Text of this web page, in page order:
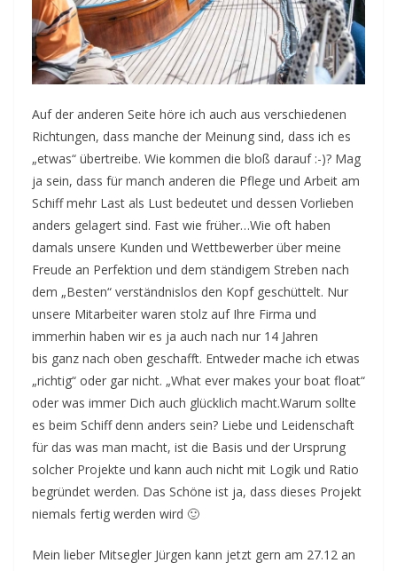
Auf der anderen Seite höre ich auch aus verschiedenen
Richtungen, dass manche der Meinung sind, dass ich es
„etwas“ übertreibe. Wie kommen die bloß darauf :-)? Mag
ja sein, dass für manch anderen die Pflege und Arbeit am
Schiff mehr Last als Lust bedeutet und dessen Vorlieben
anders gelagert sind. Fast wie früher…Wie oft haben
damals unsere Kunden und Wettbewerber über meine
Freude an Perfektion und dem ständigem Streben nach
dem „Besten“ verständnislos den Kopf geschüttelt. Nur
unsere Mitarbeiter waren stolz auf Ihre Firma und
immerhin haben wir es ja auch nach nur 14 Jahren
bis ganz nach oben geschafft. Entweder mache ich etwas
„richtig“ oder gar nicht. „What ever makes your boat float“
oder was immer Dich auch glücklich macht.Warum sollte
es beim Schiff denn anders sein? Liebe und Leidenschaft
für das was man macht, ist die Basis und der Ursprung
solcher Projekte und kann auch nicht mit Logik und Ratio
begründet werden. Das Schöne ist ja, dass dieses Projekt
niemals fertig werden wird 🙂
Mein lieber Mitsegler Jürgen kann jetzt gern am 27.12 an